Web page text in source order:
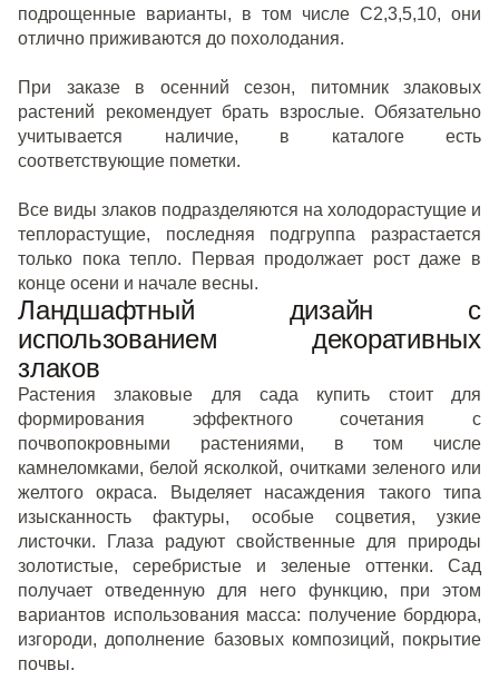
подрощенные варианты, в том числе С2,3,5,10, они
отлично приживаются до похолодания.
При заказе в осенний сезон, питомник злаковых
растений рекомендует брать взрослые. Обязательно
учитывается наличие, в каталоге есть
соответствующие пометки.
Все виды злаков подразделяются на холодорастущие и
теплорастущие, последняя подгруппа разрастается
только пока тепло. Первая продолжает рост даже в
конце осени и начале весны.
Ландшафтный дизайн с
использованием декоративных
злаков
Растения злаковые для сада купить стоит для
формирования эффектного сочетания с
почвопокровными растениями, в том числе
камнеломками, белой ясколкой, очитками зеленого или
желтого окраса. Выделяет насаждения такого типа
изысканность фактуры, особые соцветия, узкие
листочки. Глаза радуют свойственные для природы
золотистые, серебристые и зеленые оттенки. Сад
получает отведенную для него функцию, при этом
вариантов использования масса: получение бордюра,
изгороди, дополнение базовых композиций, покрытие
почвы.